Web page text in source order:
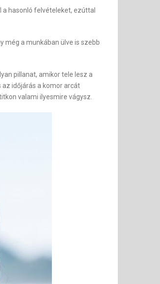
hasonló felvételeket, ezúttal
még a munkában ülve is szebb
pillanat, amikor tele lesz a
az időjárás a komor arcát
valami ilyesmire vágysz.